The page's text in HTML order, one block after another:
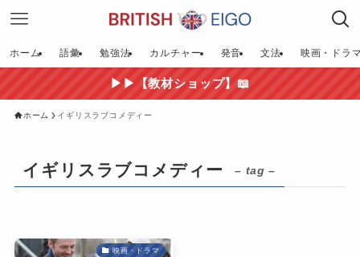
ホーム 語彙 勉強法 カルチャー 発音 文法 映画・ドラ
▶▶【教材ショップ】📖
ホーム イギリスラブコメディー
イギリスラブコメディー – tag –
映画・ドラマ